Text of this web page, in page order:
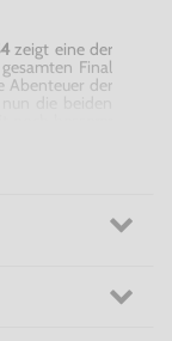
zeigt eine der
Final
Abenteuer der
seit dem
selbst die